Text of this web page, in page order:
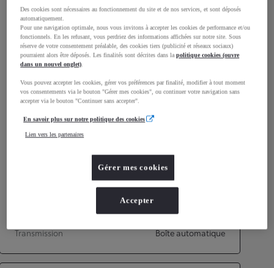
1 848mm
Consommation mixte
Émissions CO2
Performances
Transmission
Boîte automatique
Des cookies sont nécessaires au fonctionnement du site et de nos services, et sont déposés
automatiquement.
Pour une navigation optimale, nous vous invitons à accepter les cookies de performance et/ou
fonctionnels. En les refusant, vous perdriez des informations affichées sur notre site. Sous
réserve de votre consentement préalable, des cookies tiers (publicité et réseaux sociaux)
pourraient alors être déposés. Les finalités sont décrites dans lapolitique cookies (ouvre
dans un nouvel onglet).
Vous pouvez accepter les cookies, gérer vos préférences par finalité, modifier à tout moment
vos consentements via le bouton "Gérer mes cookies", ou continuer votre navigation sans
accepter via le bouton "Continuer sans accepter".
En savoir plus sur notre politique des cookies
Lien vers les partenaires
Gérer mes cookies
Accepter